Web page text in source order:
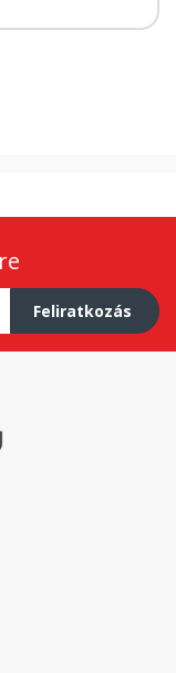
Feliratkozás